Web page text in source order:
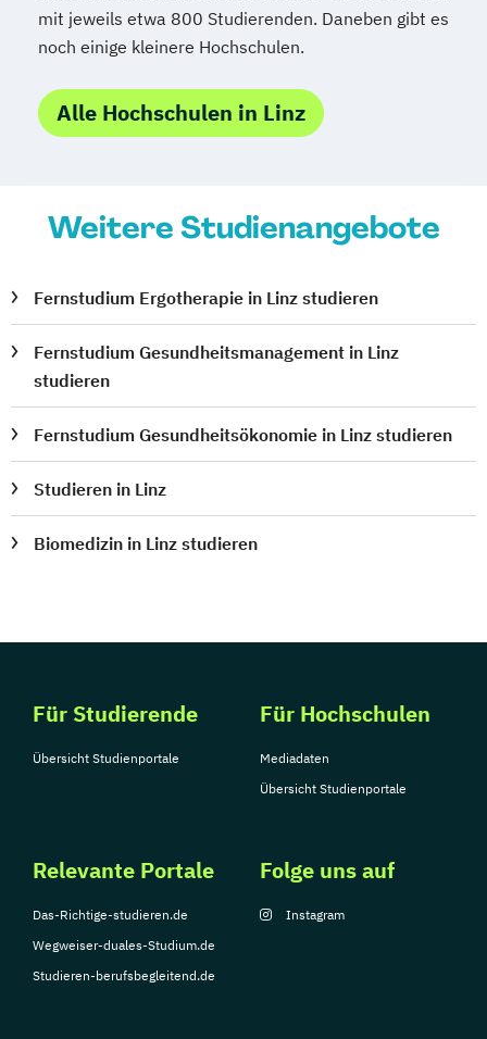
mit jeweils etwa 800 Studierenden. Daneben gibt es
noch einige kleinere Hochschulen.
Alle Hochschulen in Linz
Weitere Studienangebote
Fernstudium Ergotherapie in Linz studieren
Fernstudium Gesundheitsmanagement in Linz
studieren
Fernstudium Gesundheitsökonomie in Linz studieren
Studieren in Linz
Biomedizin in Linz studieren
Für Studierende
Übersicht Studienportale
Für Hochschulen
Mediadaten
Übersicht Studienportale
Relevante Portale
Das-Richtige-studieren.de
Wegweiser-duales-Studium.de
Studieren-berufsbegleitend.de
Folge uns auf
Instagram